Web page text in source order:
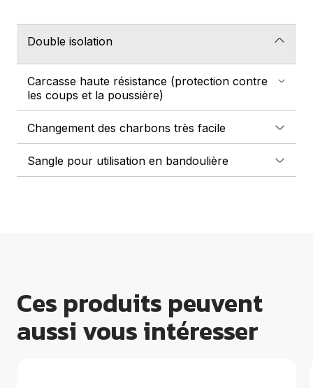
Double isolation
Carcasse haute résistance (protection contre
les coups et la poussière)
Changement des charbons très facile
Sangle pour utilisation en bandoulière
Ces produits peuvent
aussi vous intéresser